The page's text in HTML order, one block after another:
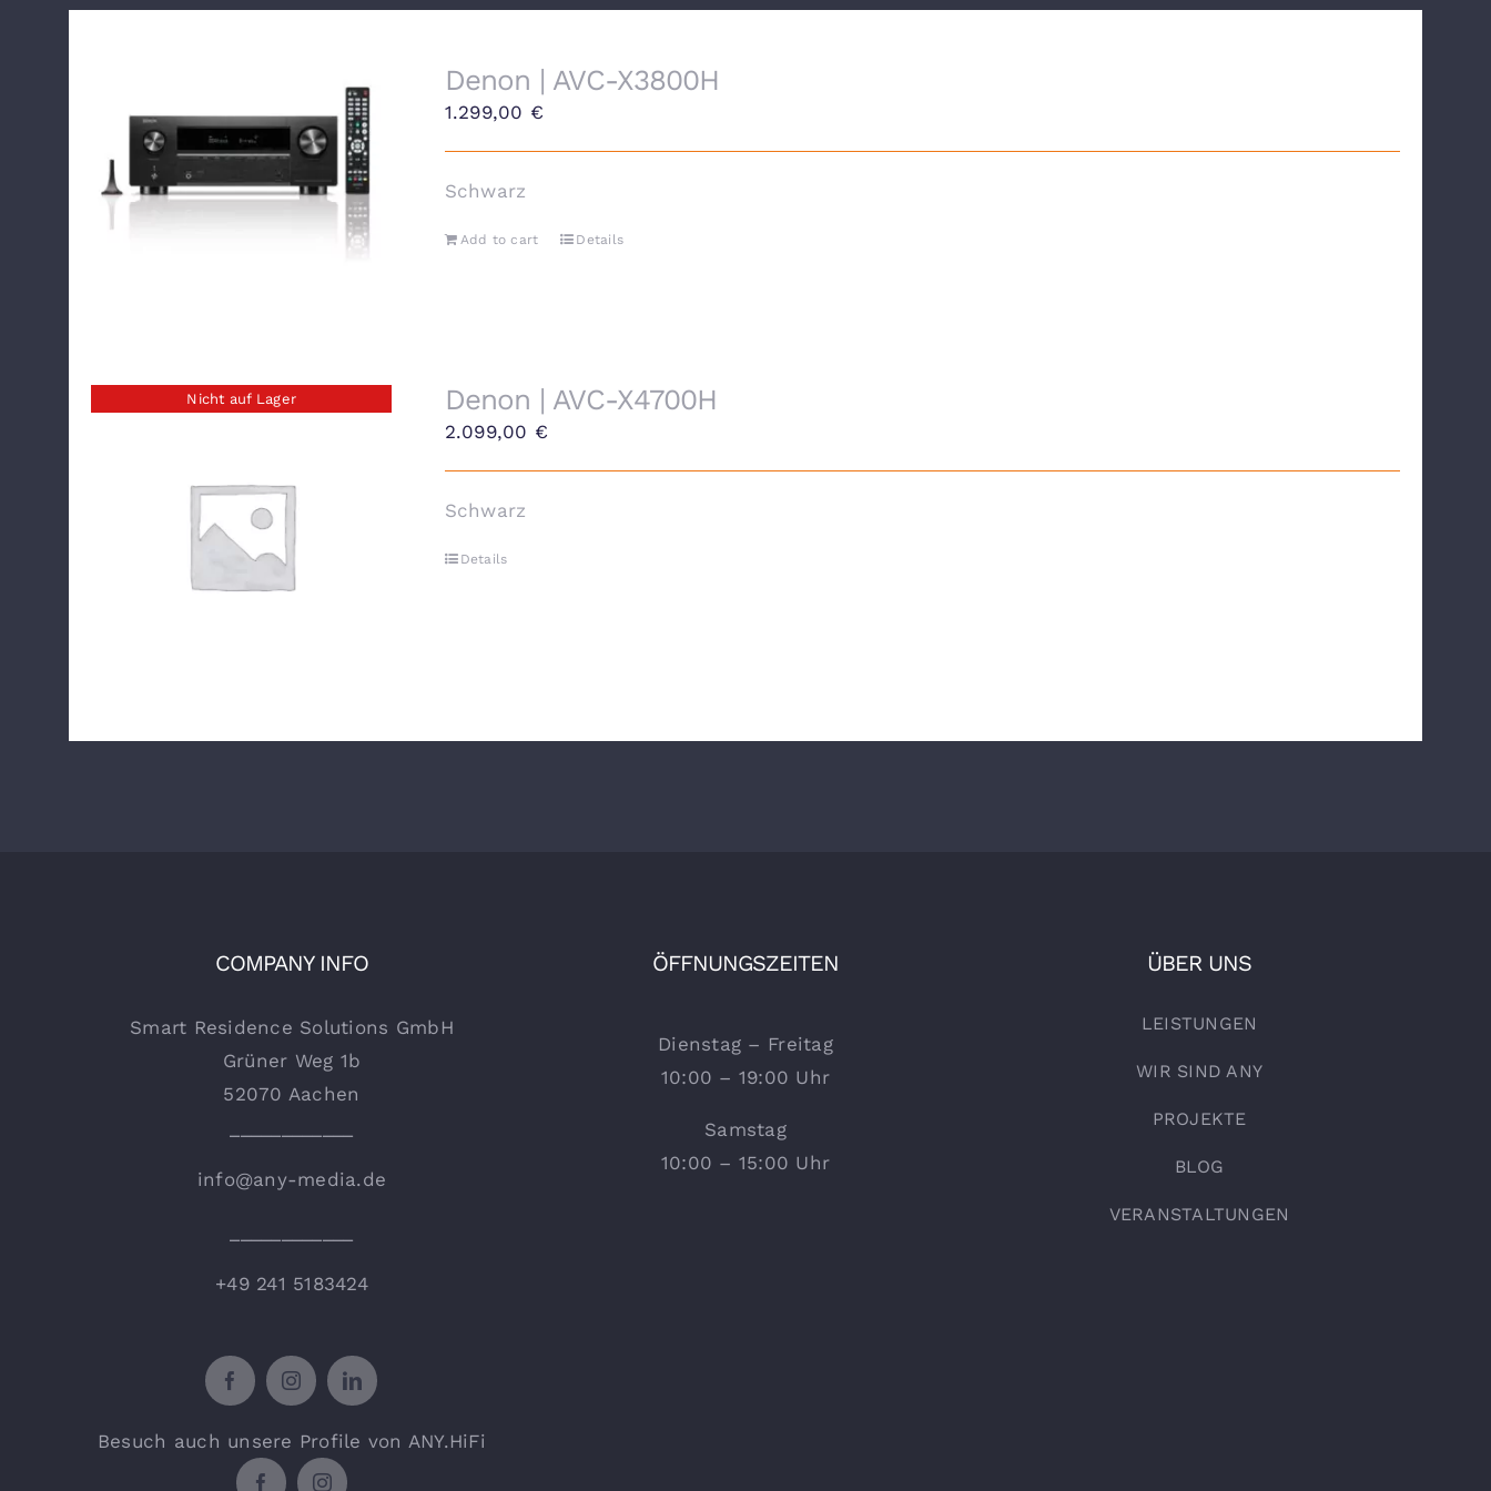
Denon | AVC-X3800H
1.299,00 €
Schwarz
Add to cart Details
Nicht auf Lager Denon | AVC-X4700H
2.099,00 €
Schwarz
Details
COMPANY INFO
Smart Residence Solutions GmbH
Grüner Weg 1b
52070 Aachen
info@any-media.de
+49 241 5183424
Besuch auch unsere Profile von ANY.HiFi
ÖFFNUNGSZEITEN
Dienstag – Freitag
10:00 – 19:00 Uhr
Samstag
10:00 – 15:00 Uhr
ÜBER UNS
LEISTUNGEN
WIR SIND ANY
PROJEKTE
BLOG
VERANSTALTUNGEN